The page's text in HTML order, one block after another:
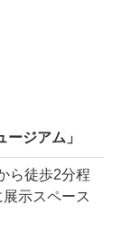
ジアム」
ら徒歩2分程
示スペース